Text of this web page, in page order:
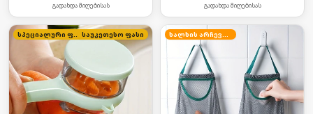
გადახდა მიღებისას გადახდა მიღებისას
სპეციალური ფასი საუკეთესო ფასი ხალხის არჩევანი